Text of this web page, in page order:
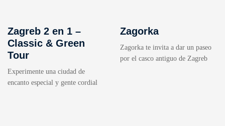
Zagreb 2 en 1 –
Classic & Green
Tour
Experimente una ciudad de
encanto especial y gente cordial
Zagorka
Zagorka te invita a dar un paseo
por el casco antiguo de Zagreb